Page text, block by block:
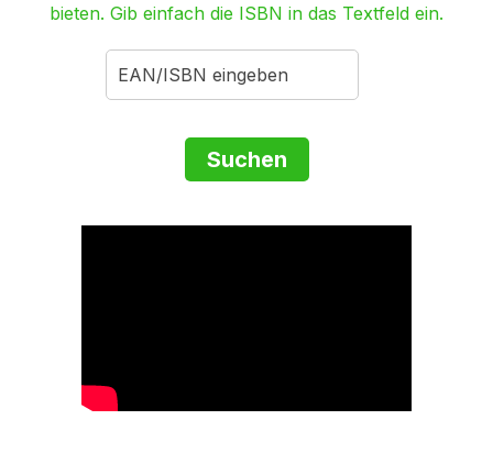
bieten. Gib einfach die ISBN in das Textfeld ein.